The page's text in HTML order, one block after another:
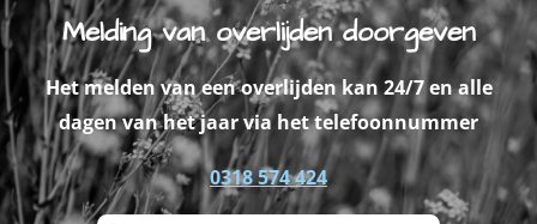
Melding van overlijden doorgeven
Het melden van een overlijden kan 24/7 en alle
dagen van het jaar via het telefoonnummer
0318 574 424